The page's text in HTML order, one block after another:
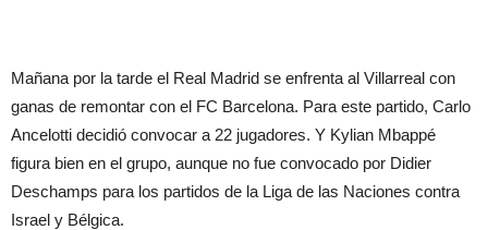
Mañana por la tarde el Real Madrid se enfrenta al Villarreal con
ganas de remontar con el FC Barcelona. Para este partido, Carlo
Ancelotti decidió convocar a 22 jugadores. Y Kylian Mbappé
figura bien en el grupo, aunque no fue convocado por Didier
Deschamps para los partidos de la Liga de las Naciones contra
Israel y Bélgica.